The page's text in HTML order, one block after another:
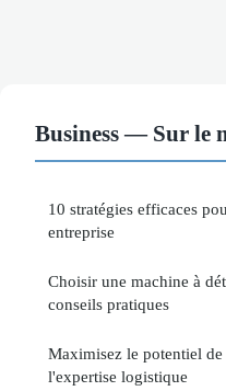
Business — Sur le
10 stratégies efficaces
entreprise
Choisir une machine à
conseils pratiques
Maximisez le potentiel
l'expertise logistique